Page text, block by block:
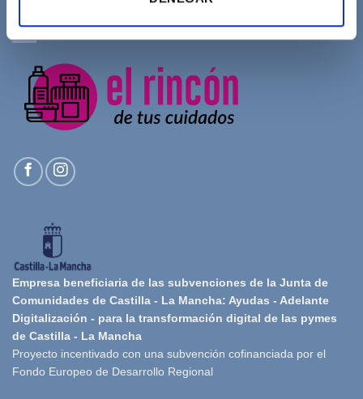
Empresa beneficiaria de las subvenciones de la Junta de
Comunidades de Castilla - La Mancha: Ayudas - Adelante
Digitalización - para la transformación digital de las pymes
de Castilla - La Mancha
Proyecto incentivado con una subvención cofinanciada por el
Fondo Europeo de Desarrollo Regional